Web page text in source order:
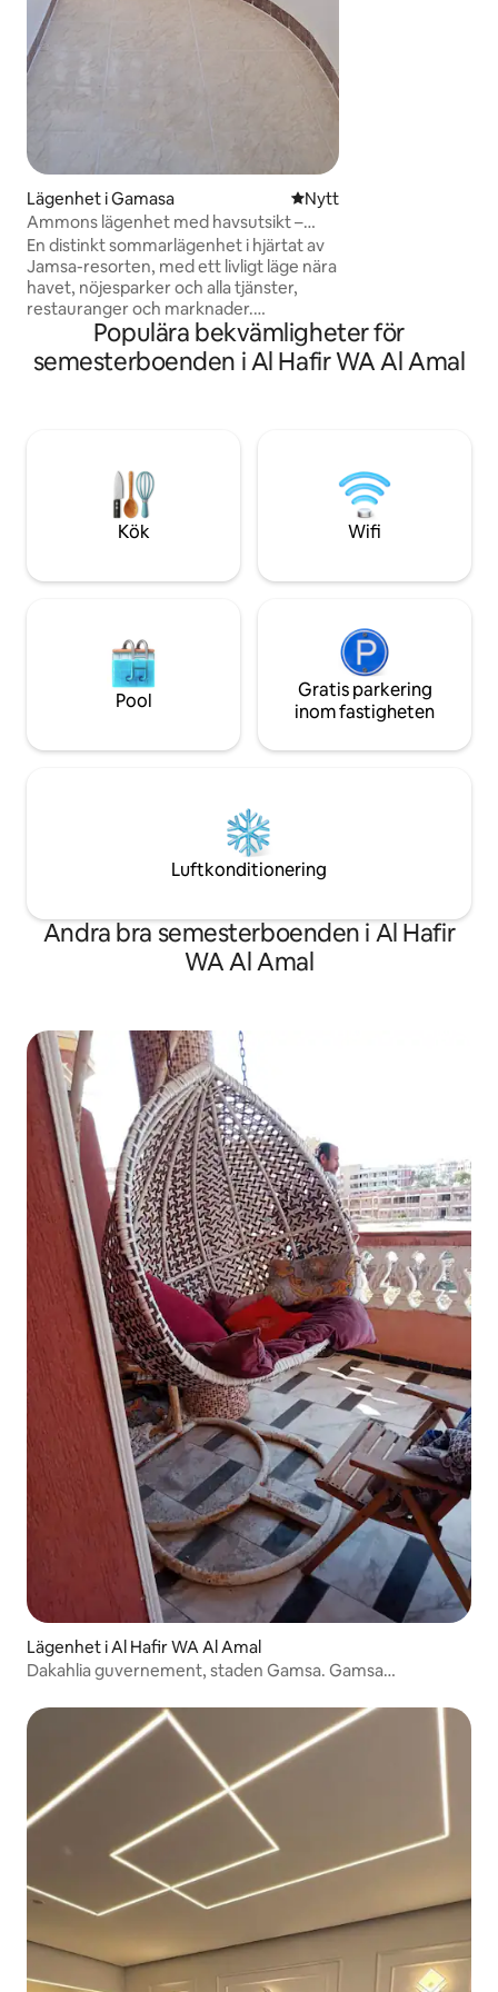
Lägenhet i Gamasa Nytt ställe att bo på
Nytt
Ammons lägenhet med havsutsikt –
Gamasa
En distinkt sommarlägenhet i hjärtat av
Jamsa-resorten, med ett livligt läge nära
havet, nöjesparker och alla tjänster,
restauranger och marknader.
Lägenheten har direkt havsutsikt
(öppen havsutsikt) och utmärkt
ventilation eftersom den är helt mot
förnödenheter. Lämplig för familjer och
individer som vill koppla av och njuta av
havsstämningen med enkel tillgång till
alla fritids- och livstjänster i området.
utsikt över havet och nära allt du
Populära bekvämligheter för
semesterboenden i Al Hafir WA Al Amal
Kök Wifi
Pool
Gratis parkering
inom fastigheten
Luftkonditionering
Andra bra semesterboenden i Al Hafir
WA Al Amal
Lägenhet i Al Hafir WA Al Amal
Dakahlia guvernement, staden Gamsa. Gamsa